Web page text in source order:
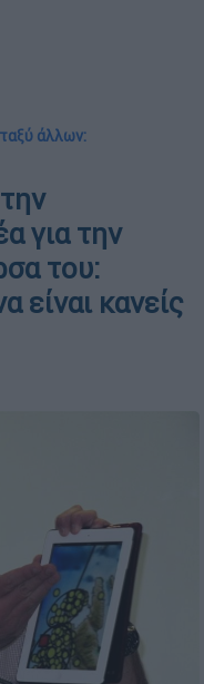
άλλων:
για την
του:
είναι κανείς